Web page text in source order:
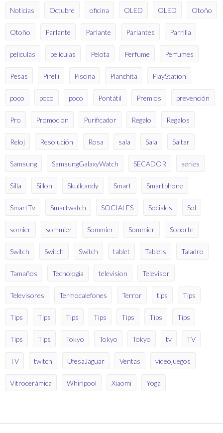
Noticias Octubre oficina OLED OLED Otoño
Otoño Parlante Parlante Parlantes Parrilla
peliculas películas Pelota Perfume Perfumes
Pesas Pirelli Piscina Planchita PlayStation
poco poco poco Pontátil Premios prevención
Pro Promocion Purificador Regalo Regalos
Reloj Resolución Rosa sala Sala Saltar
Samsung SamsungGalaxyWatch SECADOR series
Silla Sillon Skullcandy Smart Smartphone
SmartTv Smartwatch SOCIALES Sociales Sol
somier sommier Sommier Sommier Soporte
Switch Switch Switch tablet Tablets Taladro
Tamaños Tecnología television Televisor
Televisores Termocalefones Terror tips Tips
Tips Tips Tips Tips Tips Tips Tips
Tips Tips Tokyo Tokyo Tokyo tv TV
TV twitch UfesaJaguar Ventas videojuegos
Vitrocerámica Whirlpool Xiaomi Yoga